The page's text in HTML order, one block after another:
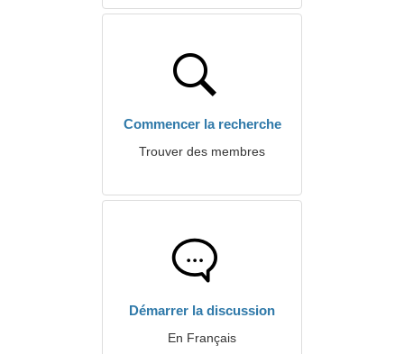
Commencer la recherche
Trouver des membres
Démarrer la discussion
En Français